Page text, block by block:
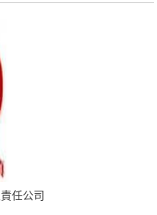
任公司